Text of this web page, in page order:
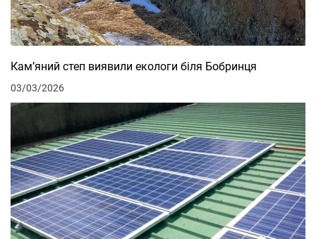
Кам’яний степ виявили екологи біля Бобринця
03/03/2026